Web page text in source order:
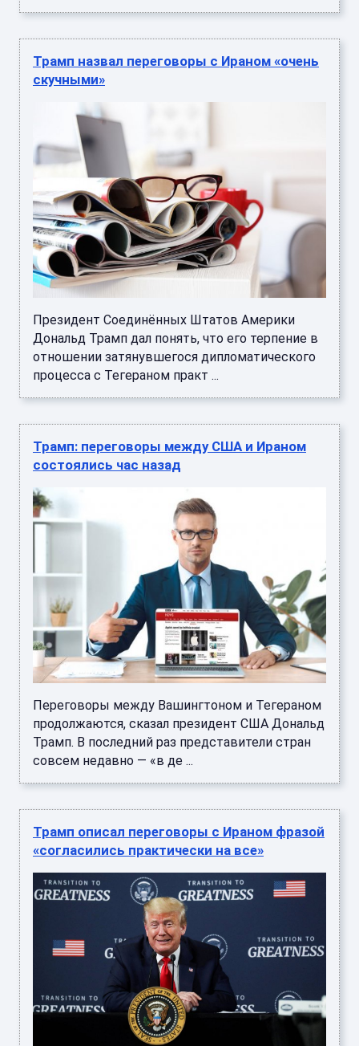
Трамп назвал переговоры с Ираном «очень
скучными»
Президент Соединённых Штатов Америки
Дональд Трамп дал понять, что его терпение в
отношении затянувшегося дипломатического
процесса с Тегераном практ ...
Трамп: переговоры между США и Ираном
состоялись час назад
Переговоры между Вашингтоном и Тегераном
продолжаются, сказал президент США Дональд
Трамп. В последний раз представители стран
совсем недавно — «в де ...
Трамп описал переговоры с Ираном фразой
«согласились практически на все»